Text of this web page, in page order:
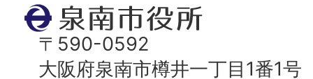
泉
南
市
〒590-0592
大阪府泉南市樽井一丁目1番1号